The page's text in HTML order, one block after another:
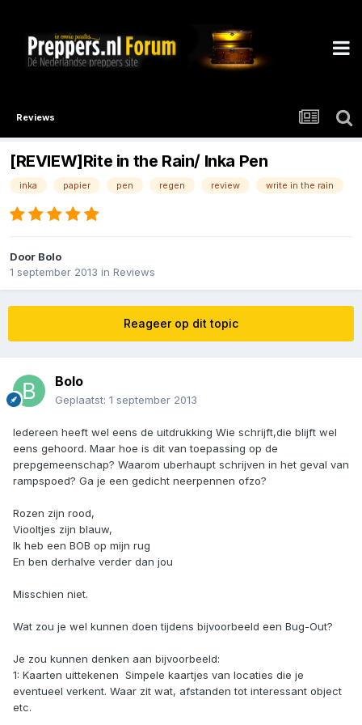
Reviews
[REVIEW]Rite in the Rain/ Inka Pen
inka papier pen regen review write in the rain
Door Bolo
1 september 2013 in Reviews
Reageer op dit topic
Bolo
Geplaatst: 1 september 2013
Iedereen heeft wel eens de uitdrukking Wie schrijft,die blijft wel
eens gehoord. Maar hoe is dit van toepassing op de
prepgemeenschap? Waarom uberhaupt schrijven in het geval van
rampspoed? Ga je een gedicht neerpennen ofzo?
Rozen zijn rood,
Viooltjes zijn blauw,
Ik heb een BOB op mijn rug
En ben derhalve verder dan jou
Misschien niet.
Wat zou je wel kunnen doen tijdens bijvoorbeeld een Bug-Out?
Je zou kunnen denken aan bijvoorbeeld:
1: Kaarten uittekenen  Simpele kaartjes van locaties die je
eventueel verkent. Waar zit wat, afstanden tot interessant object
etc.